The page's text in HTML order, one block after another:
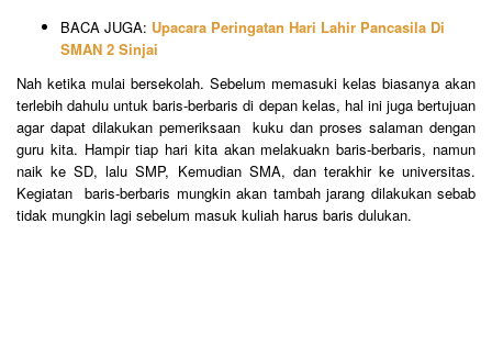
BACA JUGA: Upacara Peringatan Hari Lahir Pancasila Di
SMAN 2 Sinjai
Nah ketika mulai bersekolah. Sebelum memasuki kelas biasanya akan
terlebih dahulu untuk baris-berbaris di depan kelas, hal ini juga bertujuan
agar dapat dilakukan pemeriksaan kuku dan proses salaman dengan
guru kita. Hampir tiap hari kita akan melakuakn baris-berbaris, namun
naik ke SD, lalu SMP, Kemudian SMA, dan terakhir ke universitas.
Kegiatan baris-berbaris mungkin akan tambah jarang dilakukan sebab
tidak mungkin lagi sebelum masuk kuliah harus baris dulukan.